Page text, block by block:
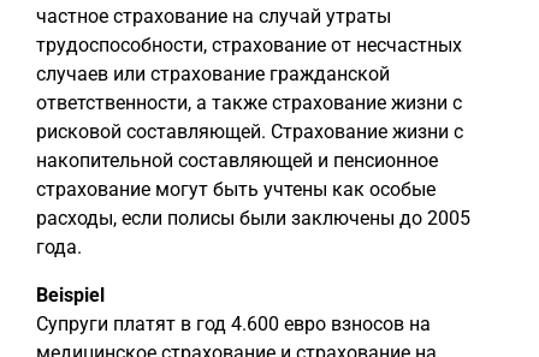
частное страхование на случай утраты
трудоспособности, страхование от несчастных
случаев или страхование гражданской
ответственности, а также страхование жизни с
рисковой составляющей. Страхование жизни с
накопительной составляющей и пенсионное
страхование могут быть учтены как особые
расходы, если полисы были заключены до 2005
года.
Beispiel
Супруги платят в год 4.600 евро взносов на